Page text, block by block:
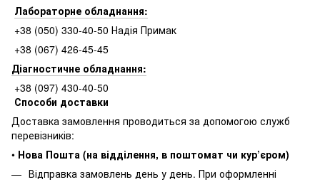
Лабораторне обладнання:
+38 (050) 330-40-50 Надія Примак
+38 (067) 426-45-45
Діагностичне обладнання:
+38 (097) 430-40-50
Способи доставки
Доставка замовлення проводиться за допомогою служб
перевізників:
• Нова Пошта (на відділення, в поштомат чи кур’єром)
Відправка замовлень день у день. При оформленні